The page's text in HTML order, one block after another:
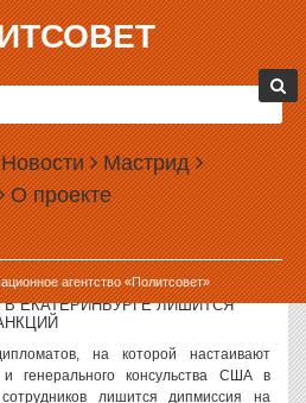
Мастрид
О проекте
агентство «Политсовет»
КОСАРЕВ ПОДАЛ В
горного университета
об отставке. Официально
О заявлении Косарева, поданном в
ЕКАТЕРИНБУРГЕ ЛИШИТСЯ
на которой настаивают
и генерального консульства США в
сотрудников лишится дипмиссия на